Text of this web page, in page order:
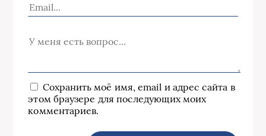
Сохранить моё имя, email и адрес сайта в
этом браузере для последующих моих
комментариев.